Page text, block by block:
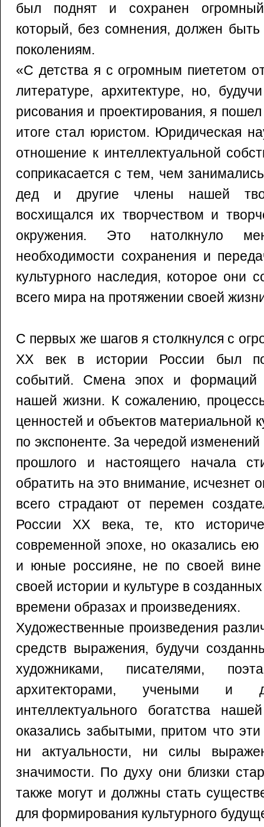
был поднят и сохранен огромный
который, без сомнения, должен
поколениям.
«С детства я с огромным пиететом
литературе, архитектуре, но,
рисования и проектирования, я
итоге стал юристом. Юридическая
отношение к интеллектуальной
соприкасается с тем, чем
дед и другие члены нашей
восхищался их творчеством и
окружения. Это натолкнуло
необходимости сохранения и
культурного наследия, которое они
всего мира на протяжении своей
С первых же шагов я столкнулся с
XX век в истории России был
событий. Смена эпох и формаций
нашей жизни. К сожалению,
ценностей и объектов материальной
по экспоненте. За чередой
прошлого и настоящего начала
обратить на это внимание, исчезнет
всего страдают от перемен
России ХХ века, те, кто
современной эпохе, но оказались
и юные россияне, не по своей
своей истории и культуре в
времени образах и произведениях.
Художественные произведения
средств выражения, будучи
художниками, писателями,
архитекторами, учеными и
интеллектуального богатства
оказались забытыми, притом что
ни актуальности, ни силы
значимости. По духу они близки
также могут и должны стать
для формирования культурного